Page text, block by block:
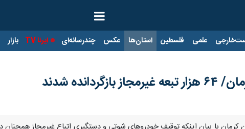
علمی فلسطین استان‌ها عکس چندرسانه‌ای ایرنا TV بازار